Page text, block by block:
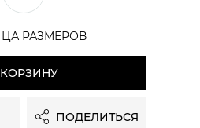
РАЗМЕРОВ
ПОДЕЛИТЬСЯ